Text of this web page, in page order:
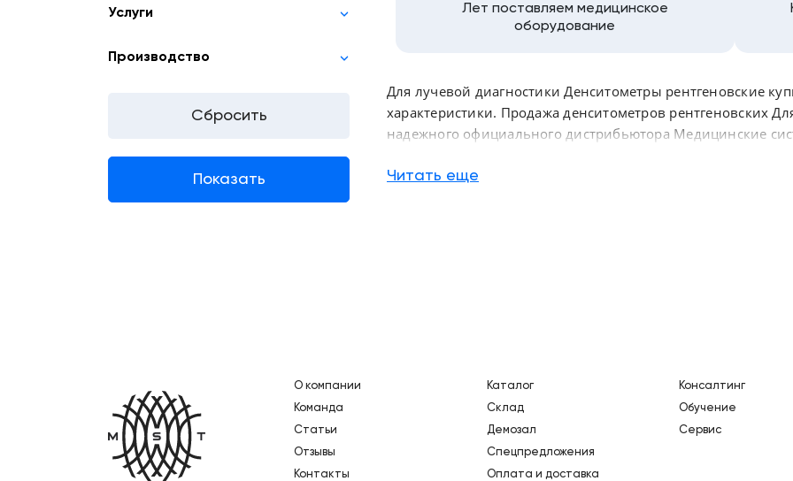
Услуги
Производство
Лет поставляем медицинское
оборудование
Для лучевой диагностики Денситометры рентгеновские
характеристики. Продажа денситометров рентгеновских
надежного официального дистрибьютора Медицинские
Читать еще
О компании
Команда
Статьи
Отзывы
Контакты
Каталог
Склад
Демозал
Спецпредложения
Оплата и доставка
Консалтинг
Обучение
Сервис